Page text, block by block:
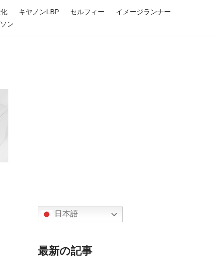
キヤノンLBP セルフィー
イメージランナー
ン
日本語
最新の記事